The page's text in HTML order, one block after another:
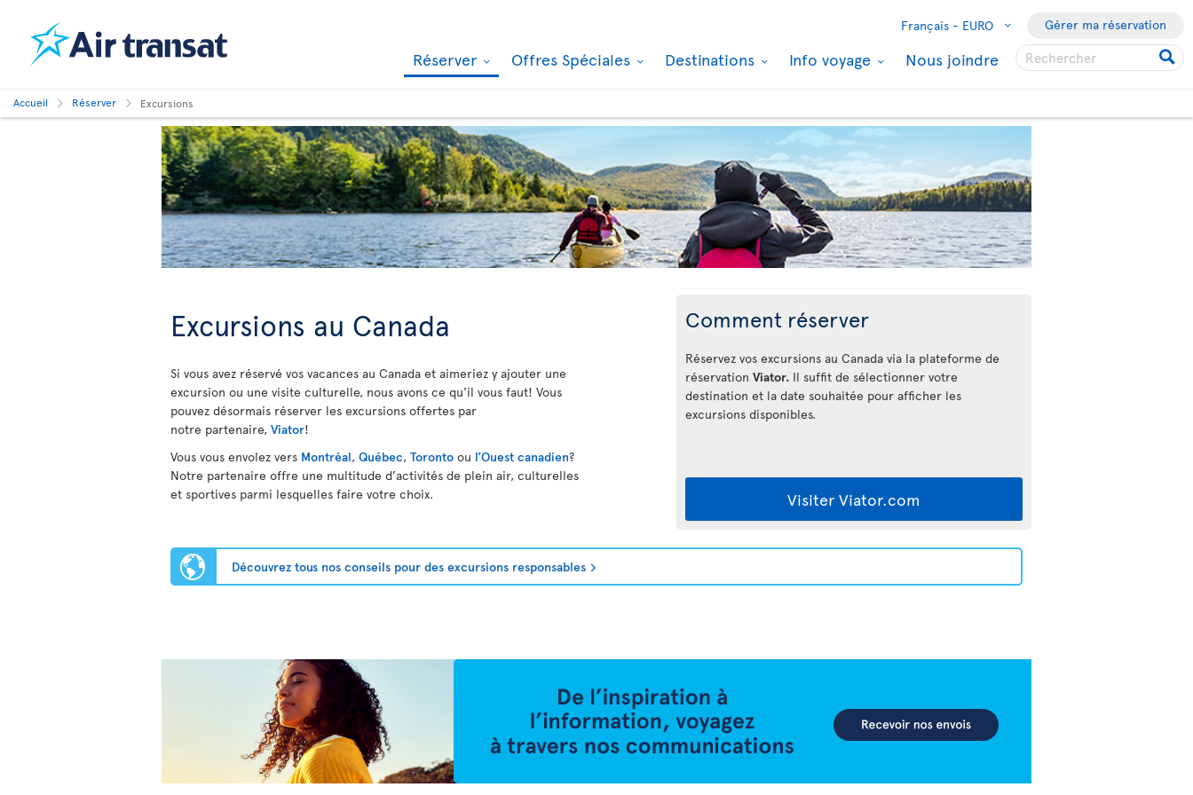
Français - EURO Gérer ma réservation
Réserver Offres Spéciales Destinations Info voyage Nous joindre
Accueil Réserver Excursions
Excursions au Canada
Si vous avez réservé vos vacances au Canada et aimeriez y ajouter une
excursion ou une visite culturelle, nous avons ce qu'il vous faut! Vous
pouvez désormais réserver les excursions offertes par
notre partenaire, Viator!
Vous vous envolez vers Montréal, Québec, Toronto ou l’Ouest canadien?
Notre partenaire offre une multitude d’activités de plein air, culturelles
et sportives parmi lesquelles faire votre choix.
Comment réserver
Réservez vos excursions au Canada via la plateforme de
réservation Viator. Il suffit de sélectionner votre
destination et la date souhaitée pour afficher les
excursions disponibles.
Visiter Viator.com
Découvrez tous nos conseils pour des excursions responsables